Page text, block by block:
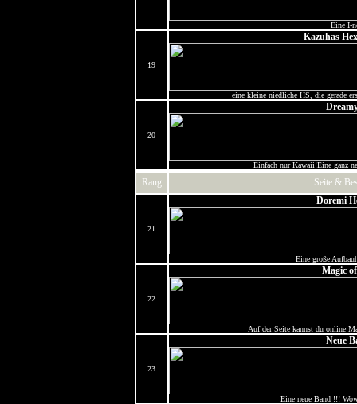
Eine I-
19
Kazuhas
eine kleine niedliche HS, die gerade
20
Einfach nur Kawaii!Eine ganz
Rang Seite &
21
Doremi
Eine große
22
Magic
Auf der Seite kannst du online
23
Neue
Eine neue Band !!!